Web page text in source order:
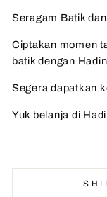
Seragam Batik
Ciptakan momen
batik dengan
Segera dapatkan
Yuk belanja di